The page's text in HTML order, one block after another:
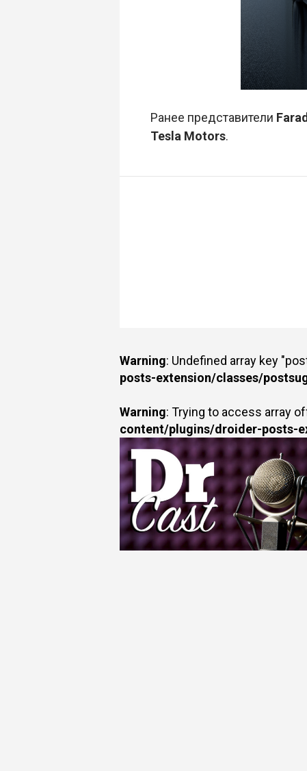
Ранее представители
Tesla Motors.
Warning: Undefined array key
posts-extension/classes/
Warning: Trying to access array
content/plugins/droider-posts-